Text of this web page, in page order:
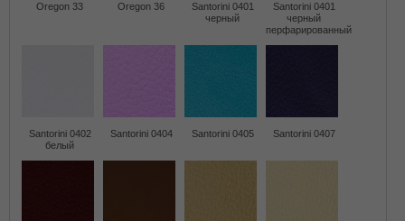
Oregon 33 Oregon 36
Santorini 0401
черный
Santorini 0401
черный
перфарированный
Santorini 0402
белый
Santorini 0404 Santorini 0405 Santorini 0407